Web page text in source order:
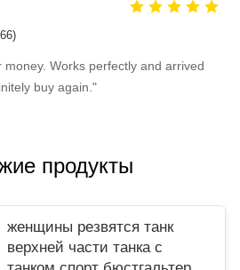
money. Works perfectly and arrived
buy again."
продукты
женщины резвятся танк
верхней части танка с